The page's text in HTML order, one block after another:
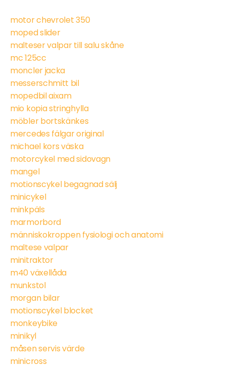
motor chevrolet 350
moped slider
malteser valpar till salu skåne
mc 125cc
moncler jacka
messerschmitt bil
mopedbil aixam
mio kopia stringhylla
möbler bortskänkes
mercedes fälgar original
michael kors väska
motorcykel med sidovagn
mangel
motionscykel begagnad sälj
minicykel
minkpäls
marmorbord
människokroppen fysiologi och anatomi
maltese valpar
minitraktor
m40 växellåda
munkstol
morgan bilar
motionscykel blocket
monkeybike
minikyl
måsen servis värde
minicross